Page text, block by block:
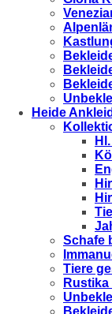
Heide
Schafe
Tiere